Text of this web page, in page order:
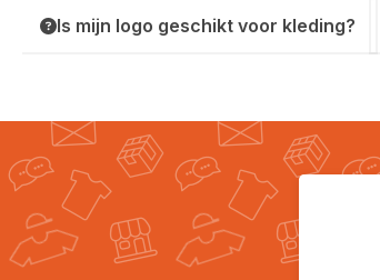
Is mijn logo geschikt voor kleding?